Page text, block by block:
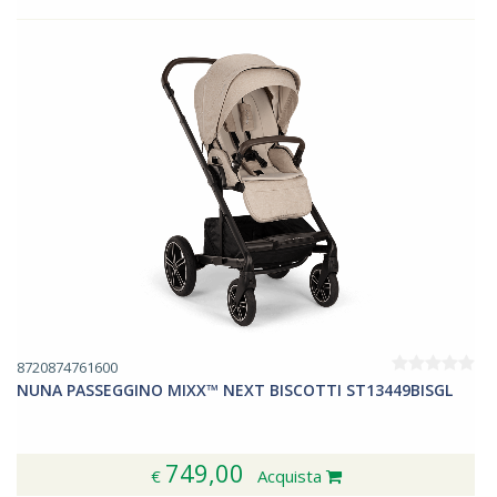
contiene tutto il necessario per il viaggio. Da 6 mesi a
22kg - con navicella: dalla nascita a 9kg. Dimensioni
aperto: L 83 x l 63 x H 123 cm - Chiuso: L 69 x l 63 x H
88.5 cm. Peso: 14.7 Kg.
8720874761600
NUNA PASSEGGINO MIXX™ NEXT BISCOTTI ST13449BISGL
€ 749,00 Acquista